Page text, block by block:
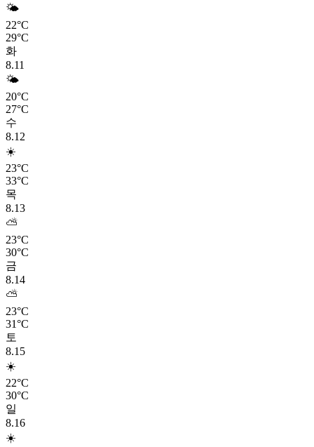
🌤️
22°C
29°C
화
8.11
🌤️
20°C
27°C
수
8.12
☀️
23°C
33°C
목
8.13
⛅
23°C
30°C
금
8.14
⛅
23°C
31°C
토
8.15
☀️
22°C
30°C
일
8.16
☀️